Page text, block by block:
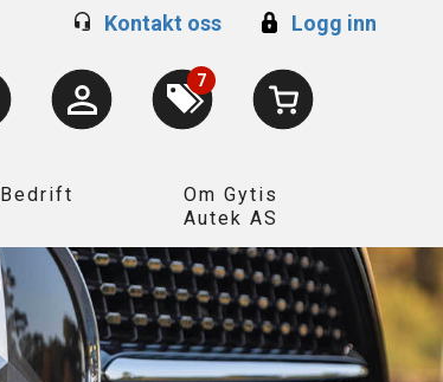
Kontakt oss Logg inn
7
Bedrift
Om Gytis
Autek AS